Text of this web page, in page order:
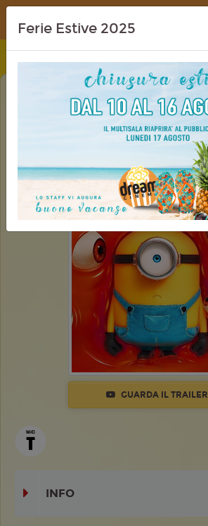
Dream Cinema
MINIONS & MONSTERS
GUARDA IL TRAILER
INFO
Ferie Estive 2025